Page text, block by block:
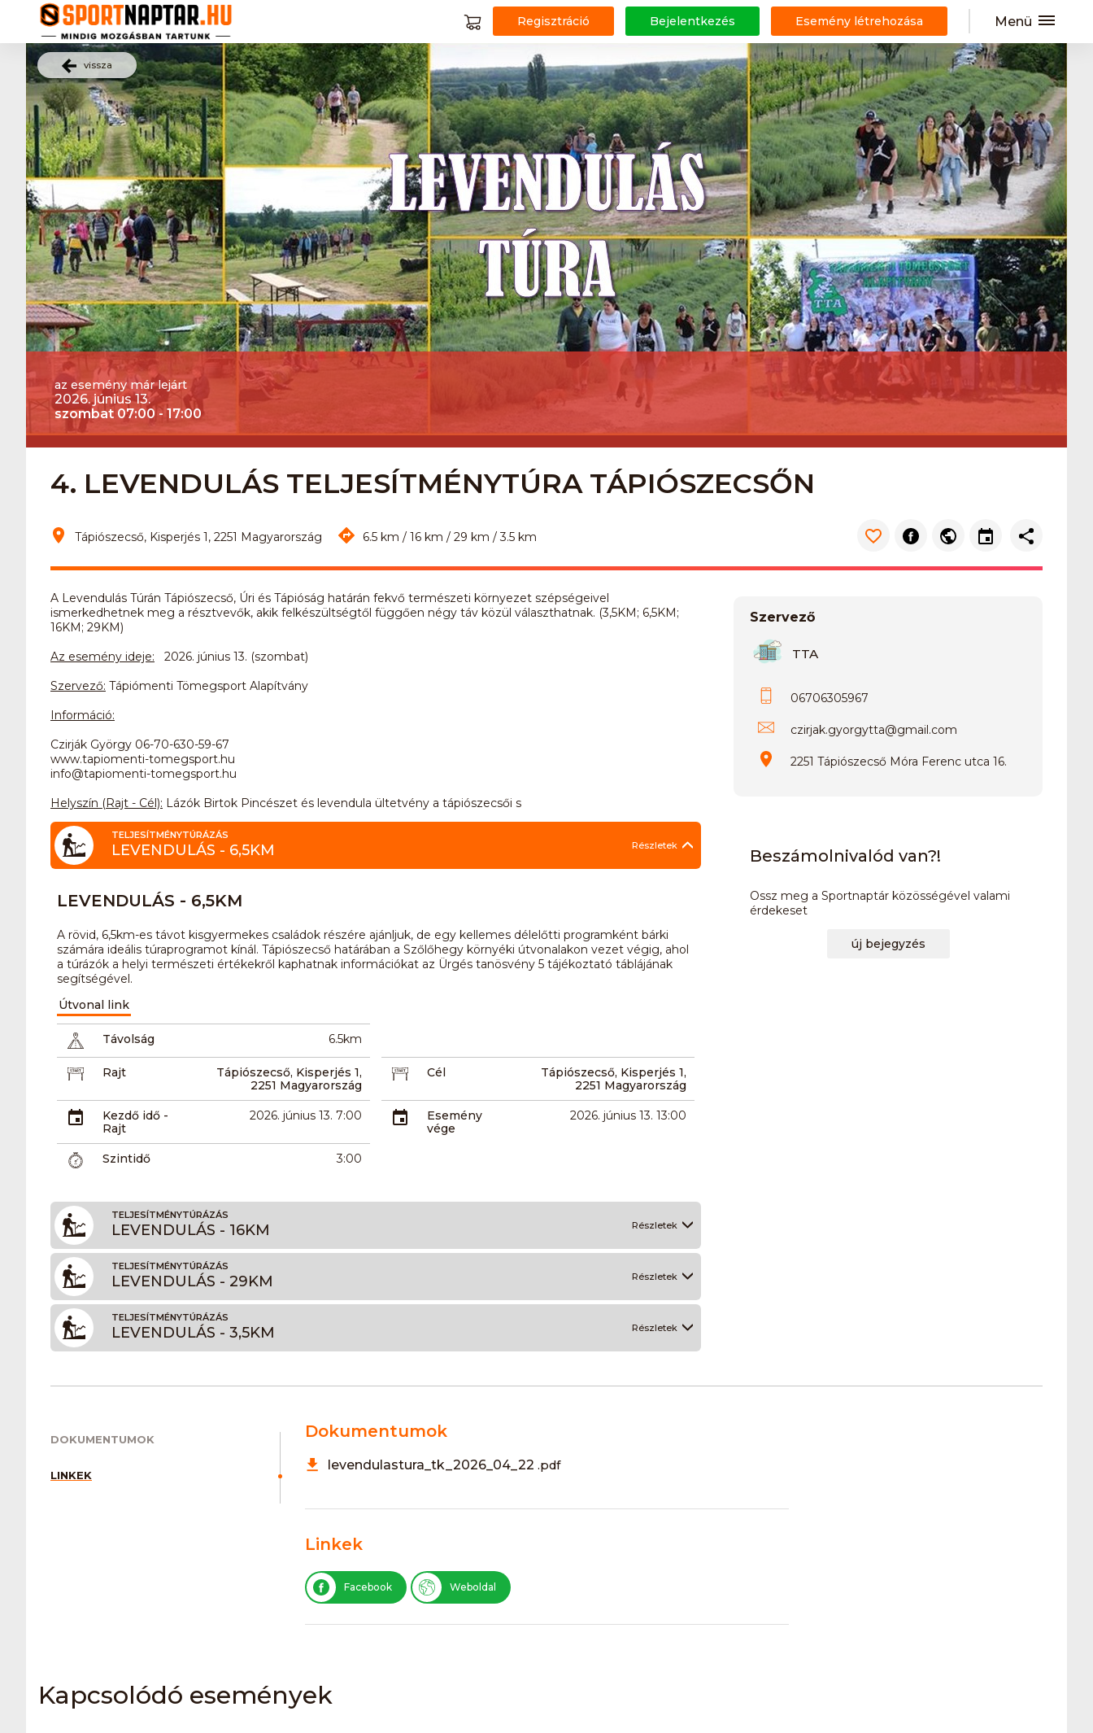
Regisztráció Bejelentkezés Esemény létrehozása Menü
vissza
az esemény már lejárt
2026. június 13.
szombat 07:00 - 17:00
4. LEVENDULÁS TELJESÍTMÉNYTÚRA TÁPIÓSZECSŐN
Tápiószecső, Kisperjés 1, 2251 Magyarország 6.5 km / 16 km / 29 km / 3.5 km
A Levendulás Túrán Tápiószecső, Úri és Tápióság határán fekvő természeti környezet szépségeivel
ismerkedhetnek meg a résztvevők, akik felkészültségtől függően négy táv közül választhatnak. (3,5KM; 6,5KM;
16KM; 29KM)
Az esemény ideje: 2026. június 13. (szombat)
Szervező: Tápiómenti Tömegsport Alapítvány
Információ:
Czirják György 06-70-630-59-67
www.tapiomenti-tomegsport.hu
info@tapiomenti-tomegsport.hu
Helyszín (Rajt - Cél): Lázók Birtok Pincészet és levendula ültetvény a tápiószecsői s
TELJESÍTMÉNYTÚRÁZÁS
LEVENDULÁS - 6,5KM Részletek
LEVENDULÁS - 6,5KM
A rövid, 6,5km-es távot kisgyermekes családok részére ajánljuk, de egy kellemes délelőtti programként bárki
számára ideális túraprogramot kínál. Tápiószecső határában a Szőlőhegy környéki útvonalakon vezet végig, ahol
a túrázók a helyi természeti értékekről kaphatnak információkat az Ürgés tanösvény 5 tájékoztató táblájának
segítségével.
Útvonal link
Távolság 6.5km
Rajt
Tápiószecső, Kisperjés 1,
2251 Magyarország
Cél
Tápiószecső, Kisperjés 1,
2251 Magyarország
Kezdő idő -
Rajt
2026. június 13. 7:00
Esemény
vége
2026. június 13. 13:00
Szintidő 3:00
TELJESÍTMÉNYTÚRÁZÁS
LEVENDULÁS - 16KM Részletek
TELJESÍTMÉNYTÚRÁZÁS
LEVENDULÁS - 29KM Részletek
TELJESÍTMÉNYTÚRÁZÁS
LEVENDULÁS - 3,5KM Részletek
Szervező
TTA
06706305967
czirjak.gyorgytta@gmail.com
2251 Tápiószecső Móra Ferenc utca 16.
Beszámolnivalód van?!
Ossz meg a Sportnaptár közösségével valami
érdekeset
új bejegyzés
DOKUMENTUMOK
LINKEK
Dokumentumok
levendulastura_tk_2026_04_22 .pdf
Linkek
Facebook Weboldal
Kapcsolódó események